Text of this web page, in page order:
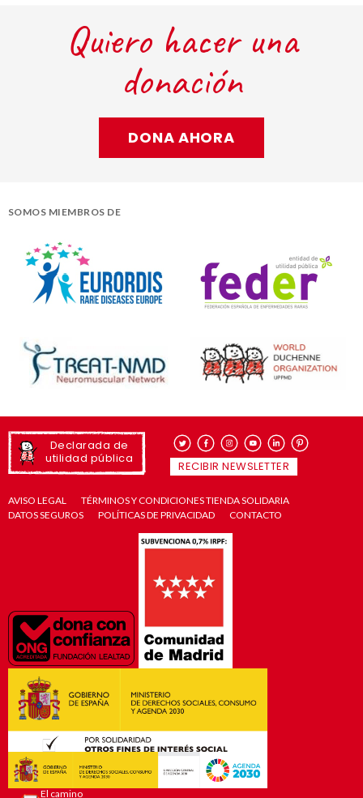
Quiero hacer una
donación
DONA AHORA
SOMOS MIEMBROS DE
Declarada de
utilidad pública
RECIBIR NEWSLETTER
AVISO LEGAL
TÉRMINOS Y CONDICIONES TIENDA SOLIDARIA
DATOS SEGUROS
POLÍTICAS DE PRIVACIDAD CONTACTO
El camino